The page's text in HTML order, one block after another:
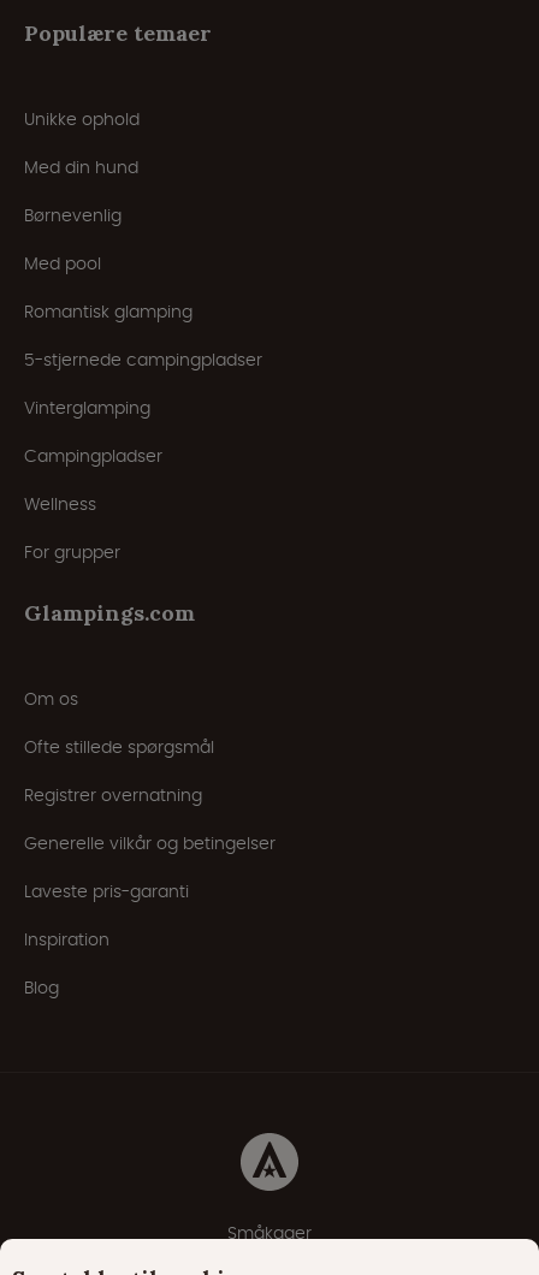
Populære temaer
Unikke ophold
Med din hund
Børnevenlig
Med pool
Romantisk glamping
5-stjernede campingpladser
Vinterglamping
Campingpladser
Wellness
For grupper
Glampings.com
Om os
Ofte stillede spørgsmål
Registrer overnatning
Generelle vilkår og betingelser
Laveste pris-garanti
Inspiration
Blog
Småkager
Erklæring om beskyttelse af personlige oplysninger